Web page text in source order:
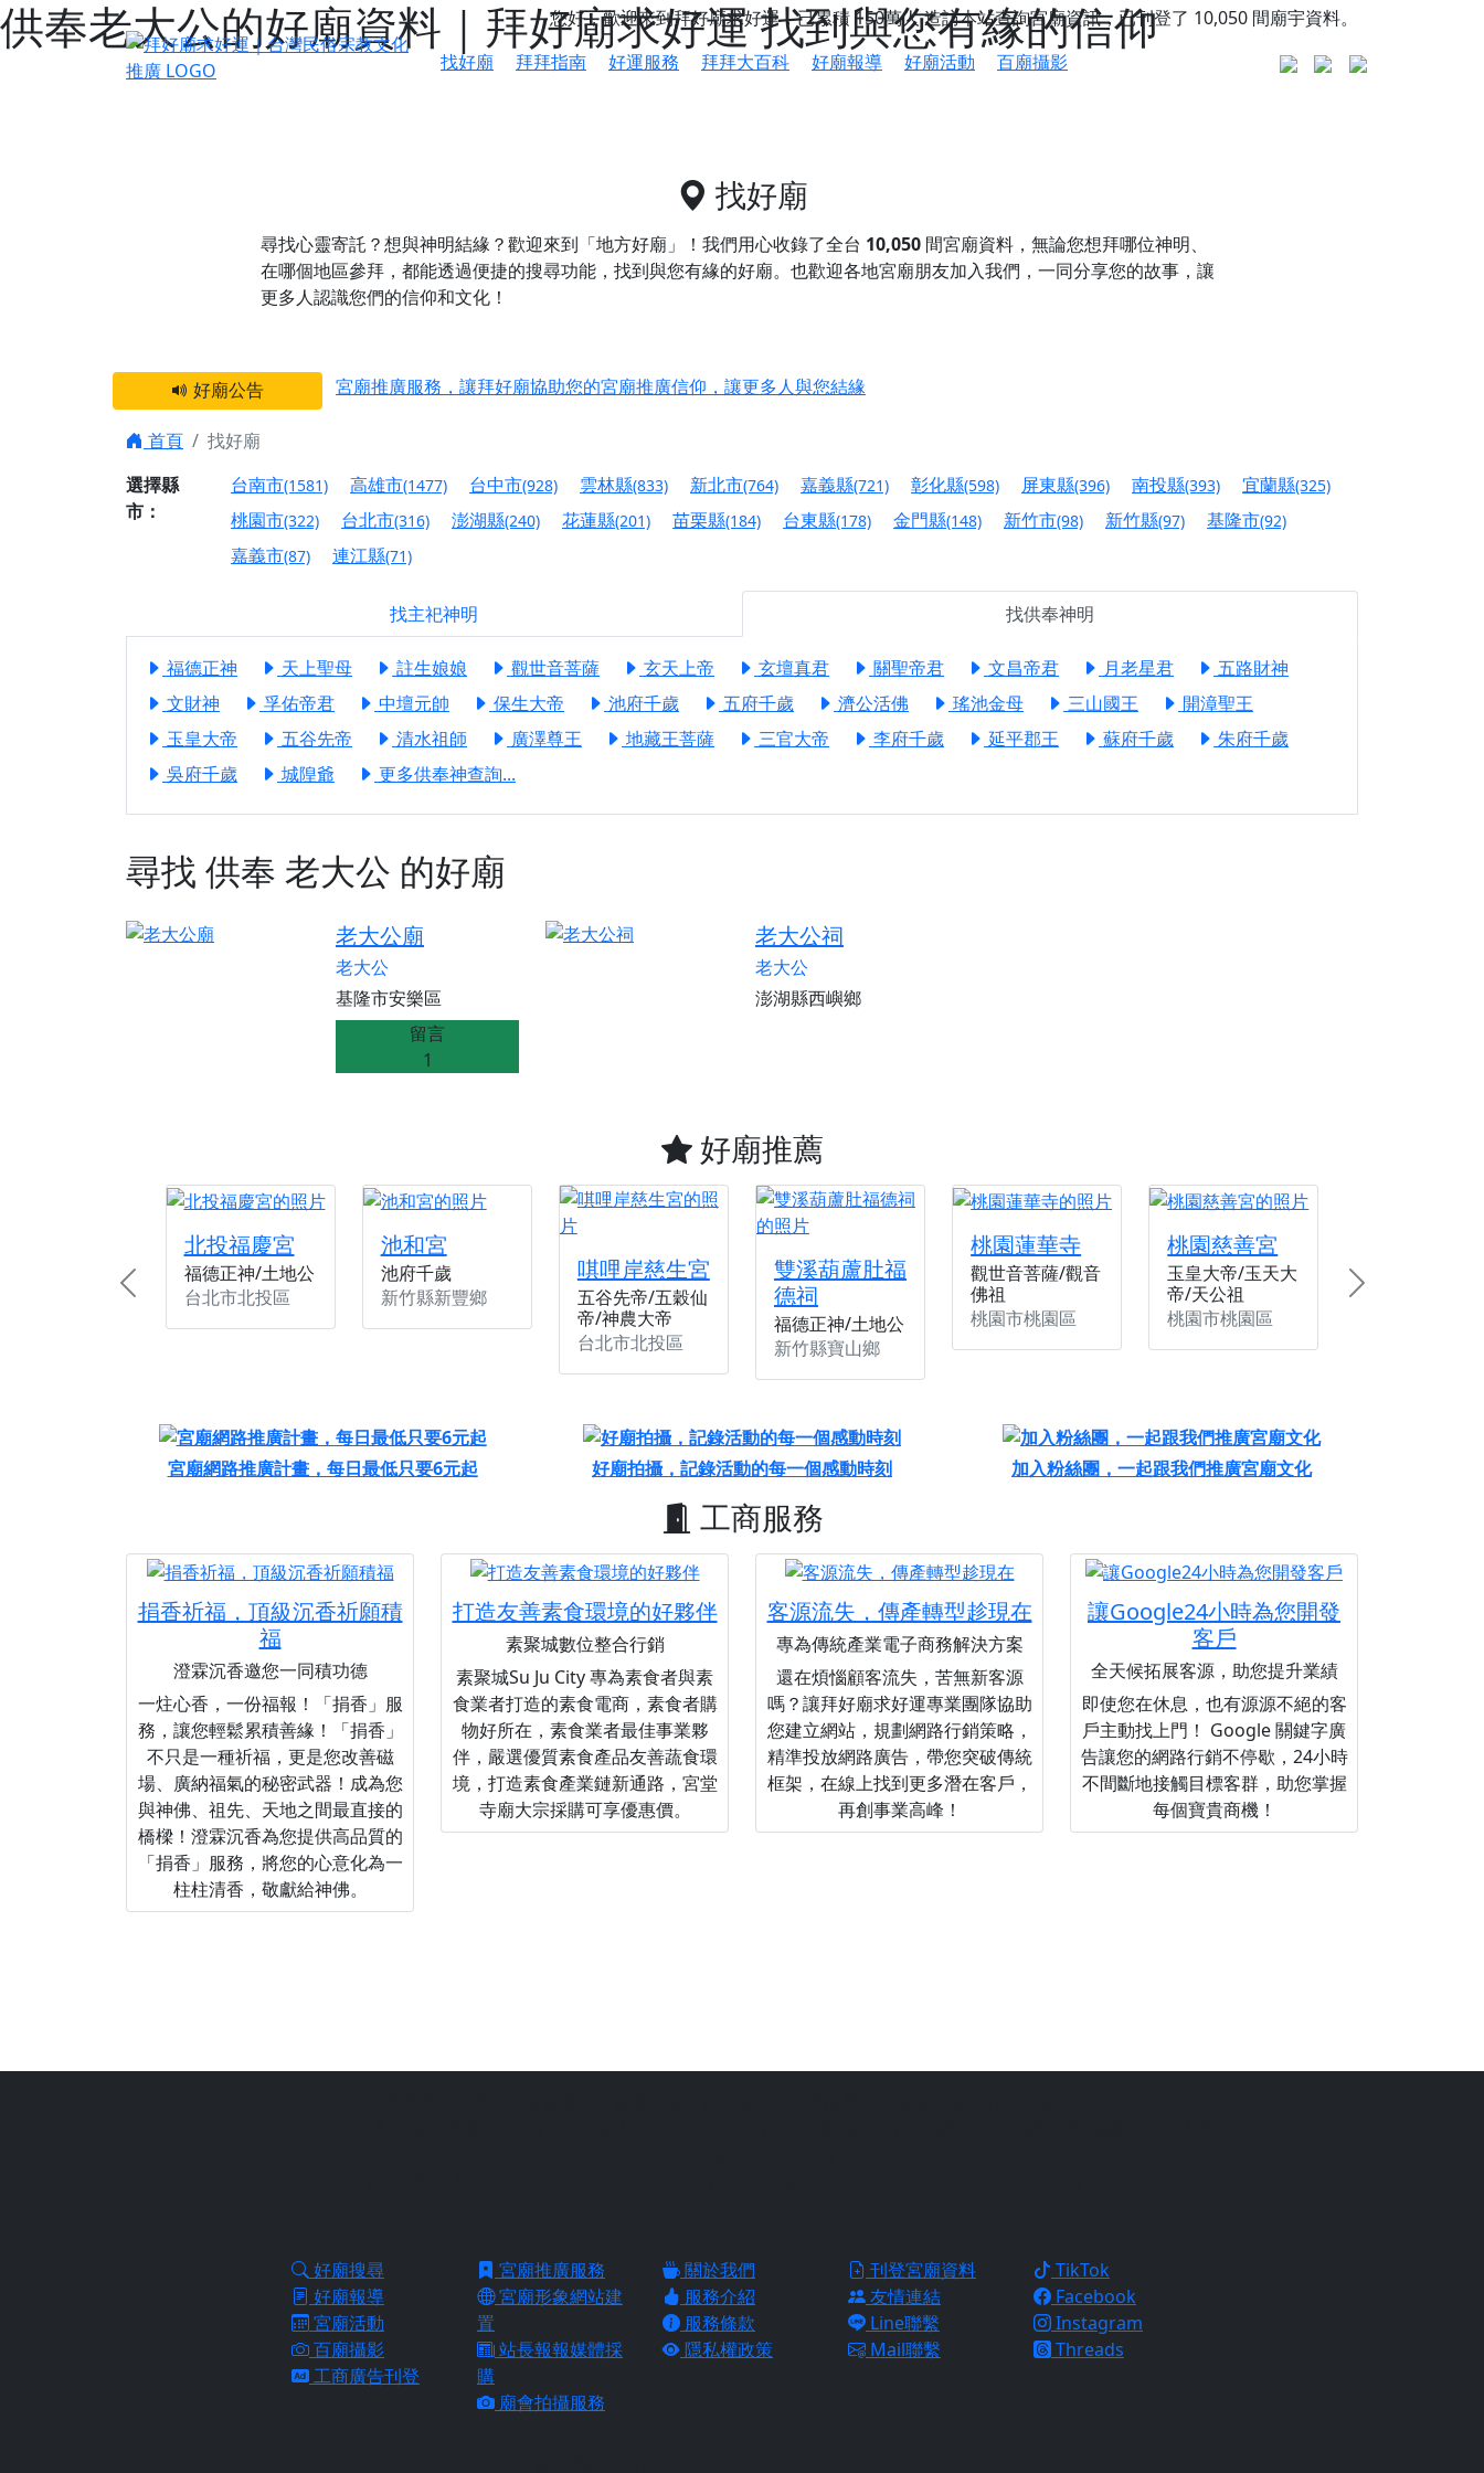
供奉老大公的好廟資料｜拜好廟求好運 找到與您有緣的信仰
您好，歡迎來到拜好廟求好運，已累積150萬人造訪本站查詢宮廟資訊，已刊登了 10,050 間廟宇資料。
找好廟
拜拜指南 好運服務 拜拜大百科 好廟報導 好廟活動 百廟攝影
找好廟
尋找心靈寄託？想與神明結緣？歡迎來到「地方好廟」！我們用心收錄了全台 10,050 間宮廟資料，無論您想拜哪位神明、
在哪個地區參拜，都能透過便捷的搜尋功能，找到與您有緣的好廟。 也歡迎各地宮廟朋友加入我們，一同分享您的故事，讓
更多人認識您們的信仰和文化！
好廟公告
宮廟推廣服務，讓拜好廟協助您的宮廟推廣信仰，讓更多人與您結緣
【台北北投 唭哩岸慈生宮】慶讚中元普渡法會，誠摯邀請您一同參與，為自己與家人累積福德、祈求平安好運
【屏東縣獅子鄉 楓港清華山聖天宮】驪山母娘聖誕暨中元普渡大法會，誠邀十方善信大德，一同回到母娘慈悲座前，祈福納祥、慎
願平安順遂的慈悲心意。
【桃園龜山 慈恩宮】丙午年梁皇寶懺法會，一念虔誠禮寶懺，一分懺悔植福田，誠邀十方善信大德共同參與。
【新北貢寮 南極玉明殿】中元普渡大法會，誠摯歡迎十方善信大德隨喜贊普，為祖先親眷祈求安息，也為自身與家人累積福德、種
下善緣。
【桃園慈善宮(天公廟)】中元普渡交給專業的來，省時省力又積福！「玉皇大帝 大天尊」 親自坐鎮主法！幫你累積的功德福報自然
是「超級加倍」！
【桃園龜山 慈恩宮】丙午年慶讚中元普渡法會，正是讓我們用善念與功德，迴向冥陽兩利、闔家平安的殊勝因緣。
【台北北投金虎爺會】父親節陪爸爸一起闖關趣，邀請大小朋友一起留下珍貴的家庭回憶
【新北八里 紫德宮】父親節奉茶感恩活動，一杯茶，一份心意；一句感謝，一生難忘。
【桃園新屋 深圳玄天宮】農曆七月擴大犒軍科儀，吉祥月不只有普渡祈福，也有一份感謝守護的虔誠心意
【桃園新屋 深圳玄天宮】七娘媽聖誕祝壽慶典，誠摯邀請十方善信大德攜家帶眷前來參香，共同向七娘媽祝壽祈福
【桃園慈善宮(天公廟)】虎爺元帥 開光大典，祈求虎爺神威護持，庇佑闔家平安、財運亨通、事業順遂、百邪退散。
歡迎信眾分享您前往廟宇的參拜體驗，推廣您的信仰
首頁
找好廟
選擇縣
市：
台南市(1581) 高雄市(1477) 台中市(928) 雲林縣(833) 新北市(764) 嘉義縣(721) 彰化縣(598) 屏東縣(396) 南投縣(393) 宜蘭縣(325)
桃園市(322) 台北市(316) 澎湖縣(240) 花蓮縣(201) 苗栗縣(184) 台東縣(178) 金門縣(148) 新竹市(98) 新竹縣(97) 基隆市(92)
嘉義市(87) 連江縣(71)
找主祀神明 找供奉神明
福德正神 天上聖母 註生娘娘 觀世音菩薩 玄天上帝 玄壇真君 關聖帝君 文昌帝君 月老星君
五路財神
文財神
孚佑帝君 中壇元帥 保生大帝 池府千歲 五府千歲 濟公活佛 瑤池金母 三山國王
開漳聖王
玉皇大帝
五谷先帝 清水祖師 廣澤尊王 地藏王菩薩 三官大帝 李府千歲 延平郡王 蘇府千歲
朱府千歲
吳府千歲
城隍爺 更多供奉神查詢...
尋找 供奉 老大公 的好廟
老大公廟
老大公
基隆市安樂區
留言
1
老大公祠
老大公
澎湖縣西嶼鄉
好廟推薦
北投福慶宮
福德正神/土地公
台北市北投區
池和宮
池府千歲
新竹縣新豐鄉
唭哩岸慈生宮
五谷先帝/五穀仙
帝/神農大帝
台北市北投區
雙溪葫蘆肚福
德祠
福德正神/土地公
新竹縣寶山鄉
桃園蓮華寺
觀世音菩薩/觀音
佛祖
桃園市桃園區
桃園慈善宮
玉皇大帝/玉天大
帝/天公祖
桃園市桃園區
Previous Next
宮廟網路推廣計畫，每日最低只要6元起 好廟拍攝，記錄活動的每一個感動時刻 加入粉絲團，一起跟我們推廣宮廟文化
工商服務
捐香祈福，頂級沉香祈願積
福
澄霖沉香邀您一同積功德
一炷心香，一份福報！「捐香」服
務，讓您輕鬆累積善緣！「捐香」
不只是一種祈福，更是您改善磁
場、廣納福氣的秘密武器！成為您
與神佛、祖先、天地之間最直接的
橋樑！澄霖沉香為您提供高品質的
「捐香」服務，將您的心意化為一
柱柱清香，敬獻給神佛。
打造友善素食環境的好夥伴
素聚城數位整合行銷
素聚城Su Ju City 專為素食者與素
食業者打造的素食電商，素食者購
物好所在，素食業者最佳事業夥
伴，嚴選優質素食產品友善蔬食環
境，打造素食產業鏈新通路，宮堂
寺廟大宗採購可享優惠價。
客源流失，傳產轉型趁現在
專為傳統產業電子商務解決方案
還在煩惱顧客流失，苦無新客源
嗎？讓拜好廟求好運專業團隊協助
您建立網站，規劃網路行銷策略，
精準投放網路廣告，帶您突破傳統
框架，在線上找到更多潛在客戶，
再創事業高峰！
讓Google24小時為您開發
客戶
全天候拓展客源，助您提升業績
即使您在休息，也有源源不絕的客
戶主動找上門！ Google 關鍵字廣
告讓您的網路行銷不停歇，24小時
不間斷地接觸目標客群，助您掌握
每個寶貴商機！
好廟搜尋
好廟報導
宮廟活動
百廟攝影
工商廣告刊登
宮廟推廣服務
宮廟形象網站建
置
站長報報媒體採
購
廟會拍攝服務
關於我們
服務介紹
服務條款
隱私權政策
刊登宮廟資料
友情連結
Line聯繫
Mail聯繫
TikTok
Facebook
Instagram
Threads